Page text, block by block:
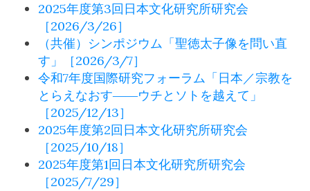
2025年度第3回日本文化研究所研究会
［2026/3/26］
（共催）シンポジウム「聖徳太子像を問い直
す」［2026/3/7］
令和7年度国際研究フォーラム「日本／宗教を
とらえなおす――ウチとソトを越えて」
［2025/12/13］
2025年度第2回日本文化研究所研究会
［2025/10/18］
2025年度第1回日本文化研究所研究会
［2025/7/29］